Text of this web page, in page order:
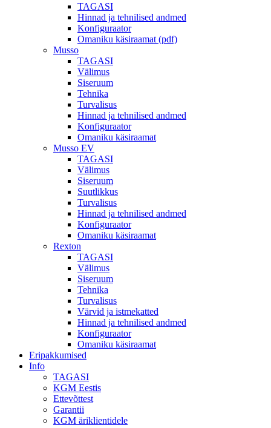
TAGASI
Hinnad ja tehnilised andmed
Konfiguraator
Omaniku käsiraamat (pdf)
Musso
TAGASI
Välimus
Siseruum
Tehnika
Turvalisus
Hinnad ja tehnilised andmed
Konfiguraator
Omaniku käsiraamat
Musso EV
TAGASI
Välimus
Siseruum
Suutlikkus
Turvalisus
Hinnad ja tehnilised andmed
Konfiguraator
Omaniku käsiraamat
Rexton
TAGASI
Välimus
Siseruum
Tehnika
Turvalisus
Värvid ja istmekatted
Hinnad ja tehnilised andmed
Konfiguraator
Omaniku käsiraamat
Eripakkumised
Info
TAGASI
KGM Eestis
Ettevõttest
Garantii
KGM äriklientidele